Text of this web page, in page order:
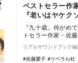
ベストセラー作
『老いはヤケク
『九十歳。何がめ
トセラー作家・佐
ヤケクソ』（リベ
売される。…
リアルサウンドブック
佐藤愛子
リベラル社